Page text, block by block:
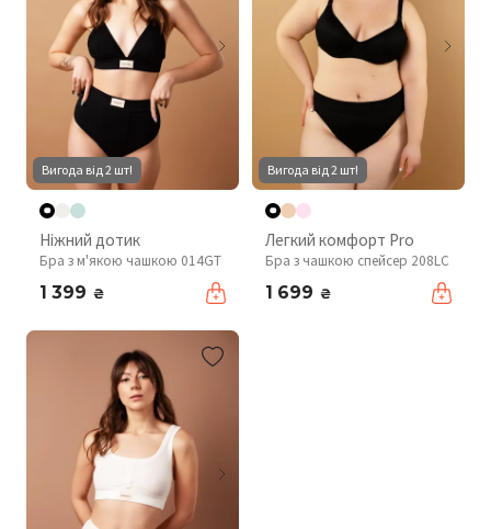
Вигода від 2 шт!
Ніжний дотик
Бра з м'якою чашкою 014GT
1 399 ₴
Вигода від 2 шт!
Легкий комфорт Pro
Бра з чашкою спейсер 208LC
1 699 ₴